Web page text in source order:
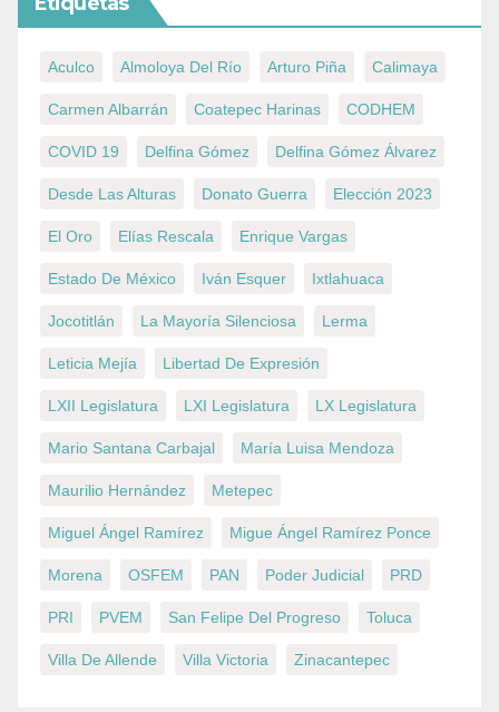
Aculco Almoloya Del Río Arturo Piña Calimaya
Carmen Albarrán Coatepec Harinas CODHEM
COVID 19 Delfina Gómez Delfina Gómez Álvarez
Desde Las Alturas Donato Guerra Elección 2023
El Oro Elías Rescala Enrique Vargas
Estado De México Iván Esquer Ixtlahuaca
Jocotitlán La Mayoría Silenciosa Lerma
Leticia Mejía Libertad De Expresión
LXII Legislatura LXI Legislatura LX Legislatura
Mario Santana Carbajal María Luisa Mendoza
Maurilio Hernández Metepec
Miguel Ángel Ramírez Migue Ángel Ramírez Ponce
Morena OSFEM PAN Poder Judicial PRD
PRI PVEM San Felipe Del Progreso Toluca
Villa De Allende Villa Victoria Zinacantepec